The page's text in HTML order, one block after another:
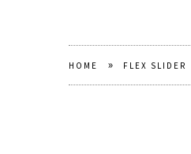
HOME » FLEX SLIDER